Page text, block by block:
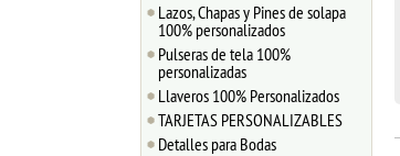
Lazos, Chapas y Pines de solapa
100% personalizados
Pulseras de tela 100%
personalizadas
Llaveros 100% Personalizados
TARJETAS PERSONALIZABLES
Detalles para Bodas